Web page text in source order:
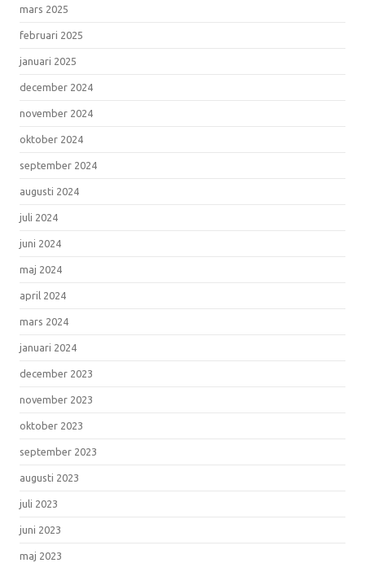
mars 2025
februari 2025
januari 2025
december 2024
november 2024
oktober 2024
september 2024
augusti 2024
juli 2024
juni 2024
maj 2024
april 2024
mars 2024
januari 2024
december 2023
november 2023
oktober 2023
september 2023
augusti 2023
juli 2023
juni 2023
maj 2023